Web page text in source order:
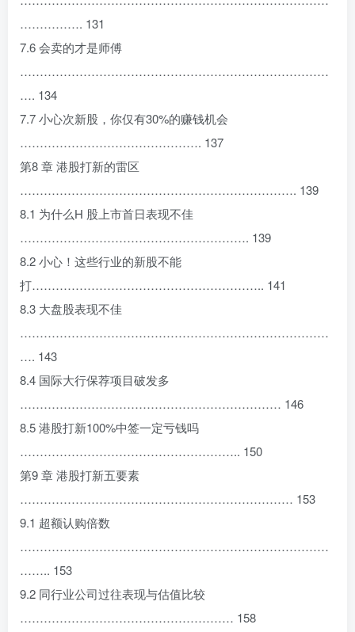
……………. 131
7.6 会卖的才是师傅
……………………………………………………………………
…. 134
7.7 小心次新股，你仅有30%的赚钱机会
………………………………………. 137
第8 章 港股打新的雷区
……………………………………………………………. 139
8.1 为什么H 股上市首日表现不佳
…………………………………………………. 139
8.2 小心！这些行业的新股不能
打………………………………………………….. 141
8.3 大盘股表现不佳
……………………………………………………………………
…. 143
8.4 国际大行保荐项目破发多
………………………………………………………… 146
8.5 港股打新100%中签一定亏钱吗
……………………………………………….. 150
第9 章 港股打新五要素
…………………………………………………………… 153
9.1 超额认购倍数
……………………………………………………………………
…….. 153
9.2 同行业公司过往表现与估值比较
……………………………………………… 158